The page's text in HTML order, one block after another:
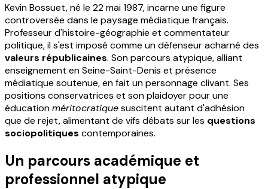
Kevin Bossuet, né le 22 mai 1987, incarne une figure
controversée dans le paysage médiatique français.
Professeur d'histoire-géographie et commentateur
politique, il s'est imposé comme un défenseur acharné des
valeurs républicaines. Son parcours atypique, alliant
enseignement en Seine-Saint-Denis et présence
médiatique soutenue, en fait un personnage clivant. Ses
positions conservatrices et son plaidoyer pour une
éducationméritocratiquesuscitent autant d'adhésion
que de rejet, alimentant de vifs débats sur les questions
sociopolitiques contemporaines.
Un parcours académique et
professionnel atypique